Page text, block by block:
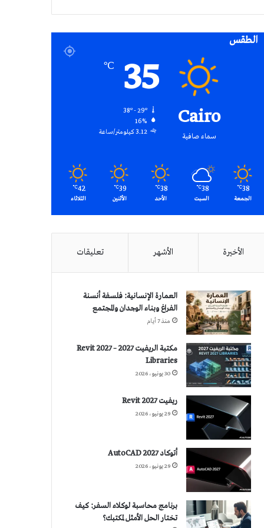
الطقس
Cairo
سماء صافية
35
℃
16%
3.12 كيلومتر/ساعة
38
℃
الجمعة
38
℃
السبت
38
℃
الأحد
39
℃
الأثنين
42
℃
الثلاثاء
الأخيرة الأشهر تعليقات
العمارة الإنسانية: فلسفة أنسنة
الفراغ وبناء الوجدان والمجتمع
منذ 7 أيام
مكتبة الريفيت 2027 – Revit 2027
Libraries
30 يونيو، 2026
ريفيت 2027 Revit
29 يونيو، 2026
أتوكاد 2027 AutoCAD
29 يونيو، 2026
برنامج محاسبة لوكلاء السفر: كيف
تختار الحل الأمثل لمكتبك؟